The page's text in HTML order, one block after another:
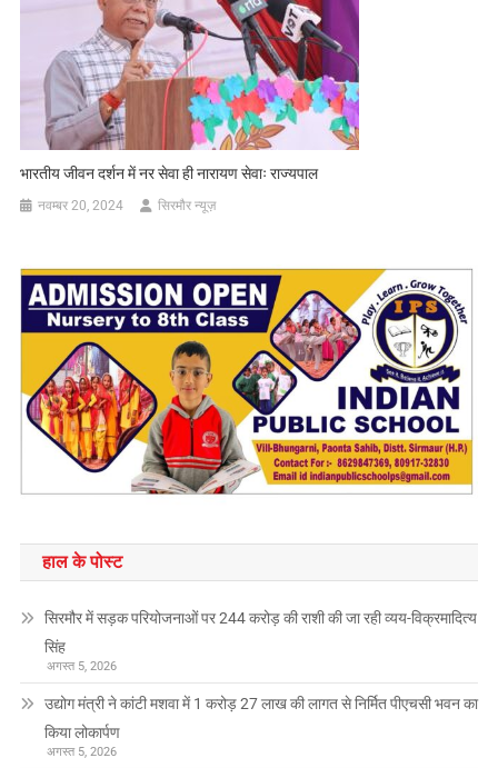
भारतीय जीवन दर्शन में नर सेवा ही नारायण सेवाः राज्यपाल
नवम्बर 20, 2024 सिरमौर न्यूज़
हाल के पोस्ट
सिरमौर में सड़क परियोजनाओं पर 244 करोड़ की राशी की जा रही व्यय-विक्रमादित्य
सिंह
अगस्त 5, 2026
उद्योग मंत्री ने कांटी मशवा में 1 करोड़ 27 लाख की लागत से निर्मित पीएचसी भवन का
किया लोकार्पण
अगस्त 5, 2026